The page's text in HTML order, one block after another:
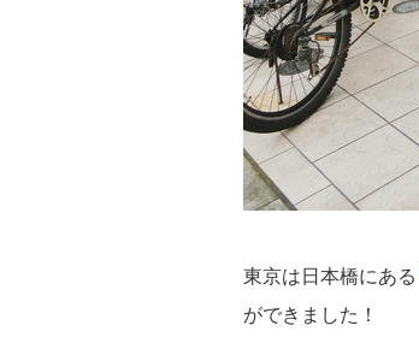
東京は日本橋にある
ができました！